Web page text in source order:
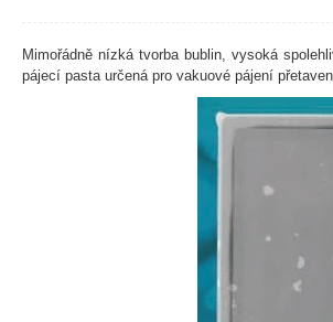
Mimořádně nízká tvorba bublin, vysoká
pájecí pasta určená pro vakuové pájení